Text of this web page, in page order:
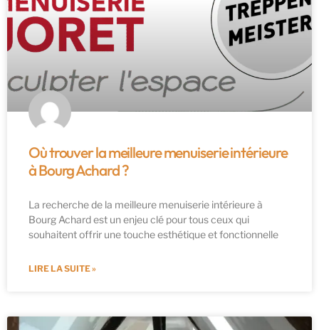
Où trouver la meilleure menuiserie intérieure
à Bourg Achard ?
La recherche de la meilleure menuiserie intérieure à
Bourg Achard est un enjeu clé pour tous ceux qui
souhaitent offrir une touche esthétique et fonctionnelle
LIRE LA SUITE »